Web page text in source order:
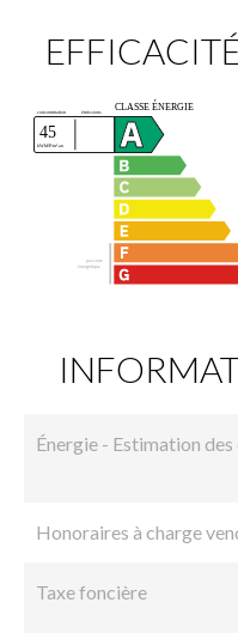
Énergie - Estimation des
Honoraires à charge
Taxe foncière